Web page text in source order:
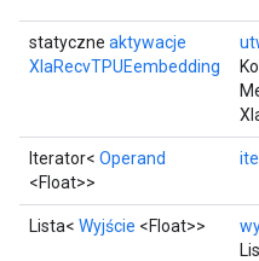
statyczne aktywacje
XlaRecvTPUEembedding
Iterator< Operand
<Float>>
Lista< Wyjście <Float>>